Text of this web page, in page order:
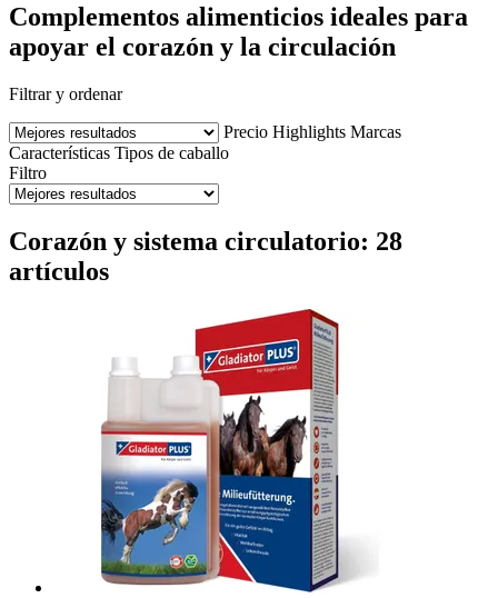
Complementos alimenticios ideales para
apoyar el corazón y la circulación
Filtrar y ordenar
Precio Highlights Marcas
Características Tipos de caballo
Filtro
Corazón y sistema circulatorio: 28
artículos